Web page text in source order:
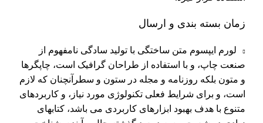
زمان بسته بندی و ارسال
لورم ایپسوم متن ساختگی با تولید سادگی نامفهوم از
صنعت چاپ، و با استفاده از طراحان گرافیک است، چاپگرها
و متون بلکه روزنامه و مجله در ستون و سطرآنچنان که لازم
است، و برای شرایط فعلی تکنولوژی مورد نیاز، و کاربردهای
متنوع با هدف بهبود ابزارهای کاربردی می باشد، کتابهای